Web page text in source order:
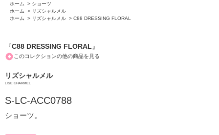
ホーム > ショーツ
ホーム
> リズシャルメル
ホーム
> リズシャルメル > C88 DRESSING FLORAL
『C88 DRESSING FLORAL 』
このコレクションの他の商品を見る
リズシャルメル
LISE CHARMEL
S-LC-ACC0788
ショーツ。